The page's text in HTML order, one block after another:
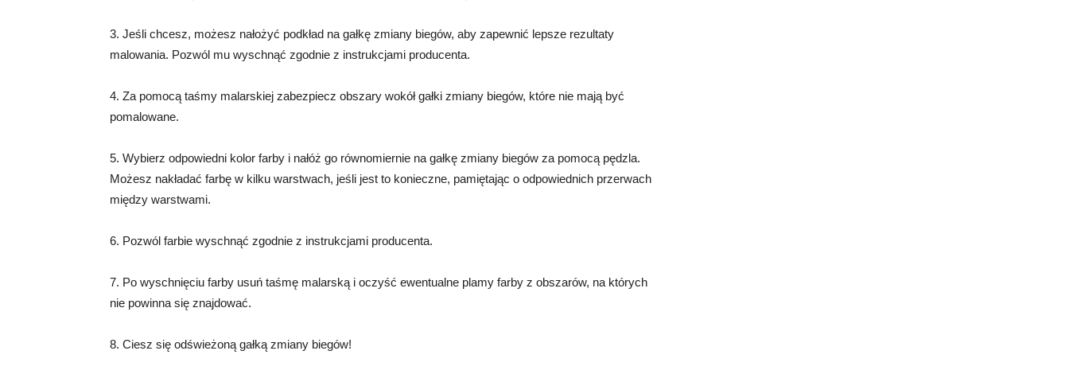
3. Jeśli chcesz, możesz nałożyć podkład na gałkę zmiany biegów, aby zapewnić lepsze rezultaty
malowania. Pozwól mu wyschnąć zgodnie z instrukcjami producenta.
4. Za pomocą taśmy malarskiej zabezpiecz obszary wokół gałki zmiany biegów, które nie mają być
pomalowane.
5. Wybierz odpowiedni kolor farby i nałóż go równomiernie na gałkę zmiany biegów za pomocą pędzla.
Możesz nakładać farbę w kilku warstwach, jeśli jest to konieczne, pamiętając o odpowiednich przerwach
między warstwami.
6. Pozwól farbie wyschnąć zgodnie z instrukcjami producenta.
7. Po wyschnięciu farby usuń taśmę malarską i oczyść ewentualne plamy farby z obszarów, na których
nie powinna się znajdować.
8. Ciesz się odświeżoną gałką zmiany biegów!